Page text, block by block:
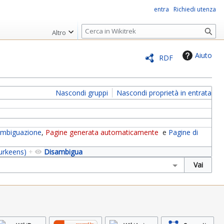
RDF Aiuto
Nascondi gruppi Nascondi proprietà in entrata
, Pagine generata automaticamente e Pagine di
Disambigua
+
entra Richiedi utenza
Altro
R
i
r
c
a